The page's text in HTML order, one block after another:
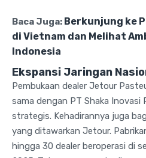
Baca Juga: Berkunjung ke
di Vietnam dan Melihat
Indonesia
Ekspansi Jaringan
Pembukaan dealer Jetour
sama dengan PT Shaka Inovasi
strategis. Kehadirannya juga
yang ditawarkan Jetour.
hingga 30 dealer beroperasi di